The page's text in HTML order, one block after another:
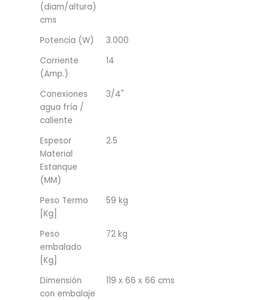
(diam/altura)
cms
Potencia (W)
3.000
Corriente
(Amp.)
14
Conexiones
agua fría /
caliente
3/4"
Espesor
Material
Estanque
(MM)
2.5
Peso Termo
[Kg]
59 kg
Peso
embalado
[Kg]
72 kg
Dimensión
con embalaje
119 x 66 x 66 cms